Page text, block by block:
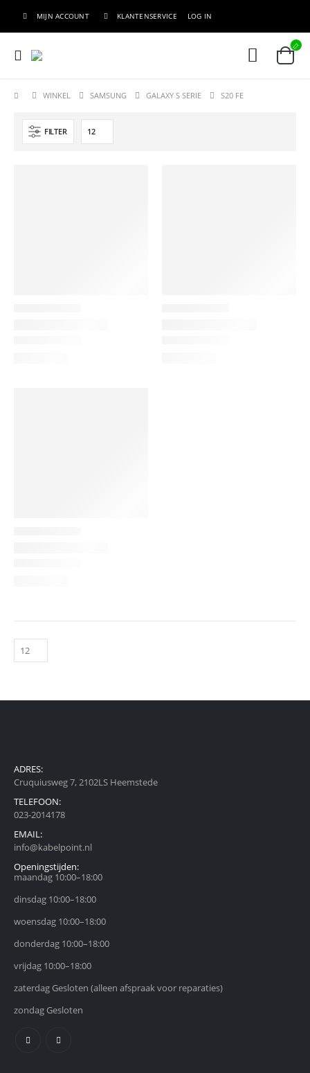
MIJN ACCOUNT KLANTENSERVICE LOG IN
WINKEL SAMSUNG GALAXY S SERIE S20 FE
FILTER
ADRES:
Cruquiusweg 7, 2102LS Heemstede
TELEFOON:
023-2014178
EMAIL:
info@kabelpoint.nl
Openingstijden:
maandag 10:00–18:00
dinsdag 10:00–18:00
woensdag 10:00–18:00
donderdag 10:00–18:00
vrijdag 10:00–18:00
zaterdag Gesloten (alleen afspraak voor reparaties)
zondag Gesloten